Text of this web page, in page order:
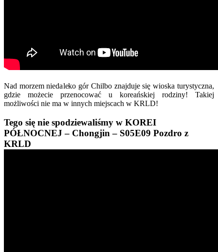
Nad morzem niedaleko gór Chilbo znajduje się wioska turystyczna,
gdzie możecie przenocować u koreańskiej rodziny! Takiej
możliwości nie ma w innych miejscach w KRLD!
Tego się nie spodziewaliśmy w KOREI
PÓŁNOCNEJ – Chongjin – S05E09 Pozdro z
KRLD